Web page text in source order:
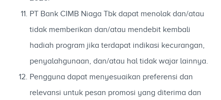
PT Bank CIMB Niaga Tbk dapat menolak dan/atau
tidak memberikan dan/atau mendebit kembali
hadiah program jika terdapat indikasi kecurangan,
penyalahgunaan, dan/atau hal tidak wajar lainnya.
Pengguna dapat menyesuaikan preferensi dan
relevansi untuk pesan promosi yang diterima dan